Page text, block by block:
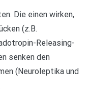
Die einen wirken,
(z.B.
Releasing-
senken den
(Neuroleptika und